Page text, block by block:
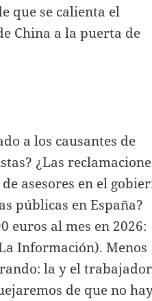
que se calienta el
China a la puerta de
a los causantes de
¿Las
asesores en el
públicas en España?
euros al mes en 2026:
Información). Menos
la y el trabajador
de que no